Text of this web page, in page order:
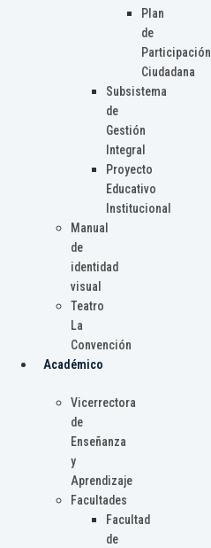
Plan
de
Participación
Ciudadana
Subsistema
de
Gestión
Integral
Proyecto
Educativo
Institucional
Manual
de
identidad
visual
Teatro
La
Convención
Académico
Vicerrectora
de
Enseñanza
y
Aprendizaje
Facultades
Facultad
de